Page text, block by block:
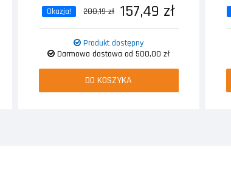
Okazja! 200,19 zł 157,49 zł
Produkt dostępny
Darmowa dostawa od 500,00 zł
DO KOSZYKA